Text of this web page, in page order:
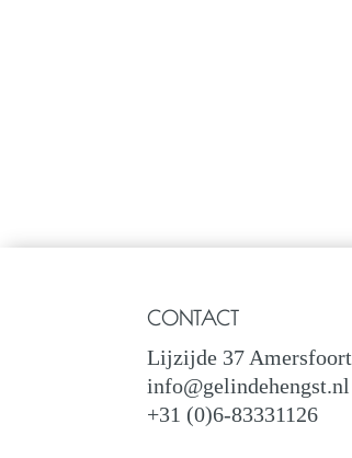
CONTACT
Lijzijde 37 Amersfoort
info@gelindehengst.nl
+31 (0)6-83331126